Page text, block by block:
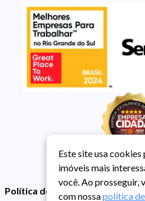
Política de Privacidade
Este site usa
imóveis mais
você. Ao prosseguir,
com nossapolítica